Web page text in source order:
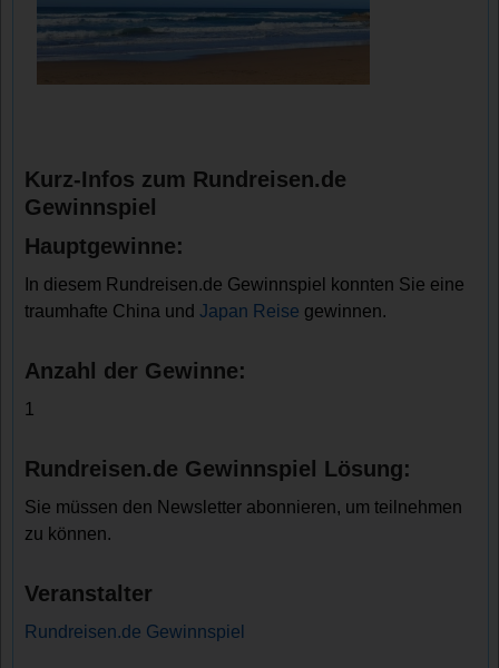
Kurz-Infos zum Rundreisen.de
Gewinnspiel
Hauptgewinne:
In diesem Rundreisen.de Gewinnspiel konnten Sie eine
traumhafte China undJapan Reise gewinnen.
Anzahl der Gewinne:
1
Rundreisen.de Gewinnspiel Lösung:
Sie müssen den Newsletter abonnieren, um teilnehmen
zu können.
Veranstalter
Rundreisen.de Gewinnspiel